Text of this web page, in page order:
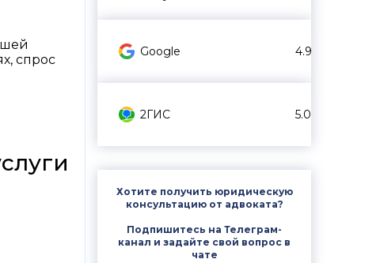
Google 4.9
2ГИС 5.0
Хотите получить юридическую
консультацию от адвоката?
Подпишитесь на Телеграм-
канал и задайте свой вопрос в
чате
спрос